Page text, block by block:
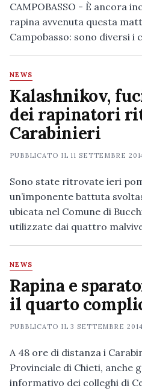
CAMPOBASSO - È ancora
rapina avvenuta questa
Campobasso: sono diversi i
NEWS
Kalashnikov,
dei rapinatori
Carabinieri
PUBBLICATO IL11 SETTEMBRE
Sono state ritrovate ieri
un’imponente battuta
ubicata nel Comune di
utilizzate dai quattro
NEWS
Rapina e
il quarto
PUBBLICATO IL3 SETTEMBRE 2014
A 48 ore di distanza i
Provinciale di Chieti, anche
informativo dei colleghi di